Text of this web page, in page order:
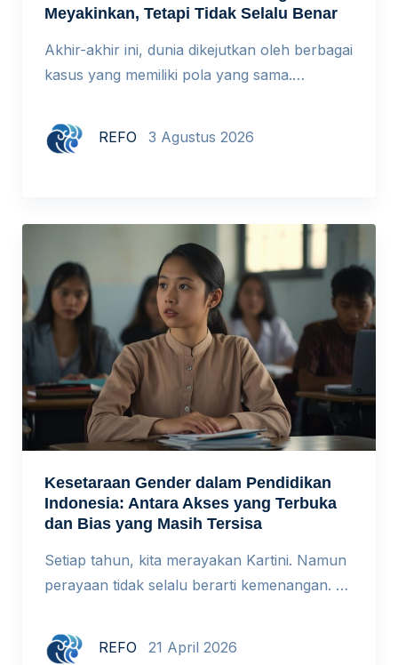
Meyakinkan, Tetapi Tidak Selalu Benar
Akhir-akhir ini, dunia dikejutkan oleh berbagai
kasus yang memiliki pola yang sama.
memalsukan riset dalam sebuah simposium
internasional di Kopenhagen demi
fiktif yang dibuat ChatGPT dalam gugatan
terhadap maskapai penerbangan. Mahasiswa
doktoral menyerahkan makalah dengan
puluhan sitasi fiktif. Di luar […]
REFO 3 Agustus 2026
Kesetaraan Gender dalam Pendidikan
Indonesia: Antara Akses yang Terbuka
dan Bias yang Masih Tersisa
Setiap tahun, kita merayakan Kartini. Namun
perayaan tidak selalu berarti kemenangan. Di
memang sudah hadir. Tapi apakah mereka
benar-benar setara? Dulu, perempuan
REFO 21 April 2026